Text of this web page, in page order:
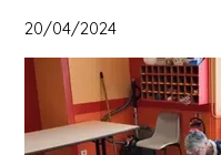
20/04/2024